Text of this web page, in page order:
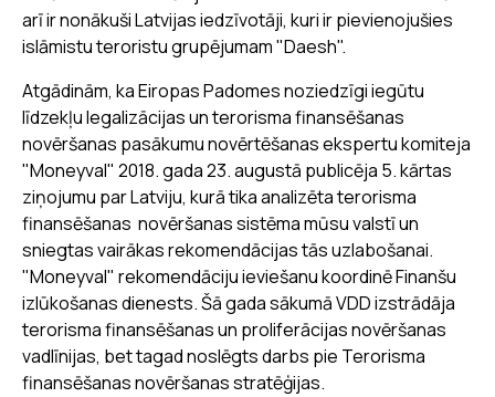
arī ir nonākuši Latvijas iedzīvotāji, kuri ir pievienojušies
islāmistu teroristu grupējumam "Daesh".
Atgādinām, ka Eiropas Padomes noziedzīgi iegūtu
līdzekļu legalizācijas un terorisma finansēšanas
novēršanas pasākumu novērtēšanas ekspertu komiteja
"Moneyval" 2018. gada 23. augustā publicēja 5. kārtas
ziņojumu par Latviju, kurā tika analizēta terorisma
finansēšanas novēršanas sistēma mūsu valstī un
sniegtas vairākas rekomendācijas tās uzlabošanai.
"Moneyval" rekomendāciju ieviešanu koordinē Finanšu
izlūkošanas dienests. Šā gada sākumā VDD izstrādāja
terorisma finansēšanas un proliferācijas novēršanas
vadlīnijas, bet tagad noslēgts darbs pie Terorisma
finansēšanas novēršanas stratēģijas.